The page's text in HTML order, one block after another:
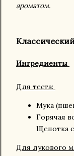
ароматом.
Ингредиенты
Для теста:
Мука
Горячая
Щепотка
Для лукового